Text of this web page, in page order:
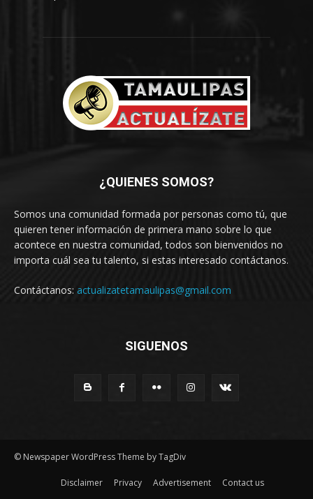
¿QUIENES SOMOS?
Somos una comunidad formada por personas como tú, que
quieren tener información de primera mano sobre lo que
acontece en nuestra comunidad, todos son bienvenidos no
importa cuál sea tu talento, si estas interesado contáctanos.
Contáctanos: actualizatetamaulipas@gmail.com
SIGUENOS
© Newspaper WordPress Theme by TagDiv
Disclaimer Privacy Advertisement Contact us